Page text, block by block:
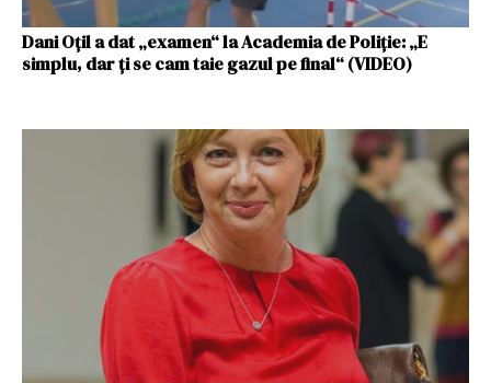
Dani Oțil a dat „examen“ la Academia de Poliție: „E
simplu, dar ți se cam taie gazul pe final“ (VIDEO)